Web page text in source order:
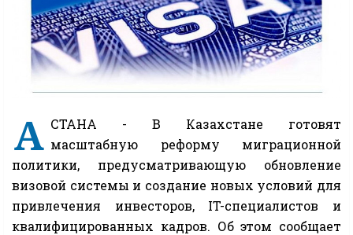
А СТАНА - В Казахстане готовят
масштабную реформу миграционной
политики, предусматривающую обновление
визовой системы и создание новых условий для
привлечения инвесторов, IT-специалистов и
квалифицированных кадров. Об этом сообщает